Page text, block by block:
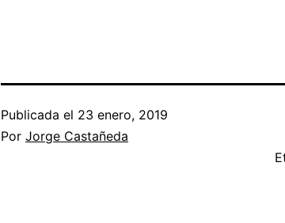
Publicada el 23 enero, 2019
Por Jorge Castañeda